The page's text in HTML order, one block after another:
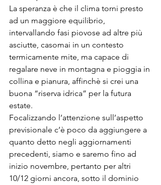
La speranza è che il clima torni presto
ad un maggiore equilibrio,
intervallando fasi piovose ad altre più
asciutte, casomai in un contesto
termicamente mite, ma capace di
regalare neve in montagna e pioggia in
collina e pianura, affinchè si crei una
buona “riserva idrica” per la futura
estate.
Focalizzando l’attenzione sull’aspetto
previsionale c’è poco da aggiungere a
quanto detto negli aggiornamenti
precedenti, siamo e saremo fino ad
inizio novembre, pertanto per altri
10/12 giorni ancora, sotto il dominio